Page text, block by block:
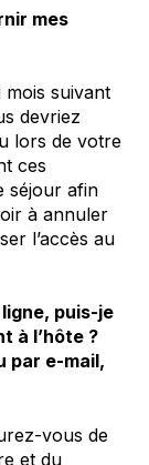
mes
mois suivant
devriez
lors de votre
ces
séjour afin
à annuler
l’accès au
puis-je
à l’hôte ?
par e-mail,
vous de
et du